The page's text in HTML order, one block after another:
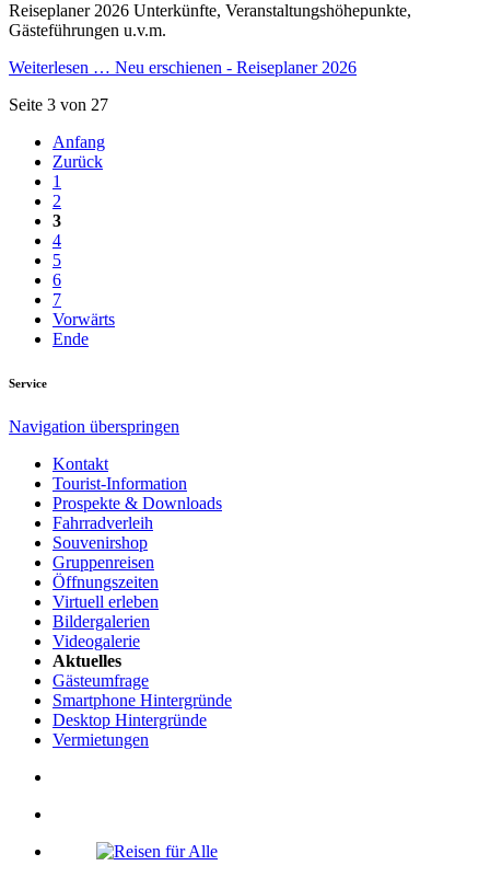
Reiseplaner 2026 Unterkünfte, Veranstaltungshöhepunkte,
Gästeführungen u.v.m.
Weiterlesen … Neu erschienen - Reiseplaner 2026
Seite 3 von 27
Anfang
Zurück
1
2
3
4
5
6
7
Vorwärts
Ende
Service
Navigation überspringen
Kontakt
Tourist-Information
Prospekte & Downloads
Fahrradverleih
Souvenirshop
Gruppenreisen
Öffnungszeiten
Virtuell erleben
Bildergalerien
Videogalerie
Aktuelles
Gästeumfrage
Smartphone Hintergründe
Desktop Hintergründe
Vermietungen